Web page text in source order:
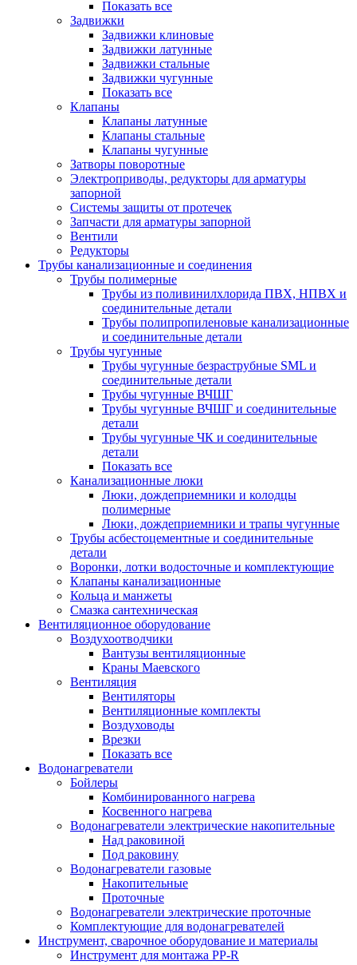
Показать все
Задвижки
Задвижки клиновые
Задвижки латунные
Задвижки стальные
Задвижки чугунные
Показать все
Клапаны
Клапаны латунные
Клапаны стальные
Клапаны чугунные
Затворы поворотные
Электроприводы, редукторы для арматуры
запорной
Системы защиты от протечек
Запчасти для арматуры запорной
Вентили
Редукторы
Трубы канализационные и соединения
Трубы полимерные
Трубы из поливинилхлорида ПВХ, НПВХ и
соединительные детали
Трубы полипропиленовые канализационные
и соединительные детали
Трубы чугунные
Трубы чугунные безраструбные SML и
соединительные детали
Трубы чугунные ВЧШГ
Трубы чугунные ВЧШГ и соединительные
детали
Трубы чугунные ЧК и соединительные
детали
Показать все
Канализационные люки
Люки, дождеприемники и колодцы
полимерные
Люки, дождеприемники и трапы чугунные
Трубы асбестоцементные и соединительные
детали
Воронки, лотки водосточные и комплектующие
Клапаны канализационные
Кольца и манжеты
Смазка сантехническая
Вентиляционное оборудование
Воздухоотводчики
Вантузы вентиляционные
Краны Маевского
Вентиляция
Вентиляторы
Вентиляционные комплекты
Воздуховоды
Врезки
Показать все
Водонагреватели
Бойлеры
Комбинированного нагрева
Косвенного нагрева
Водонагреватели электрические накопительные
Над раковиной
Под раковину
Водонагреватели газовые
Накопительные
Проточные
Водонагреватели электрические проточные
Комплектующие для водонагревателей
Инструмент, сварочное оборудование и материалы
Инструмент для монтажа PP-R